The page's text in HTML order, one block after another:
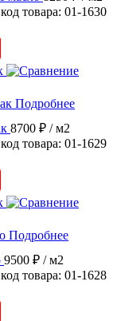
код товара: 01-1630
Подробнее
8700 ₽ / м2
код товара: 01-1629
Подробнее
9500 ₽ / м2
код товара: 01-1628